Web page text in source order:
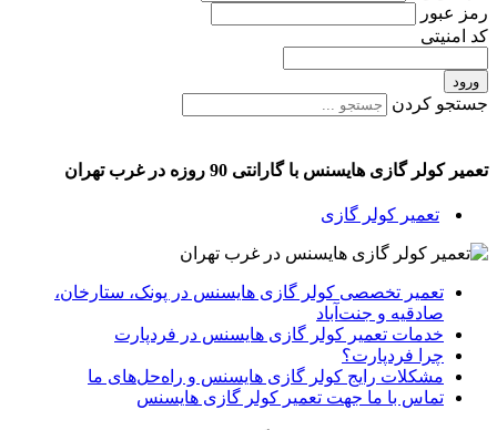
رمز عبور
کد امنیتی
ورود
جستجو کردن
تعمیر کولر گازی هایسنس با گارانتی 90 روزه در غرب تهران
تعمیر کولر گازی
تعمیر تخصصی کولر گازی هایسنس در پونک، ستارخان،
صادقیه و جنت‌آباد
خدمات تعمیر کولر گازی هایسنس در فردپارت
چرا فردپارت؟
مشکلات رایج کولر گازی هایسنس و راه‌حل‌های ما
تماس با ما جهت تعمیر کولر گازی هایسنس